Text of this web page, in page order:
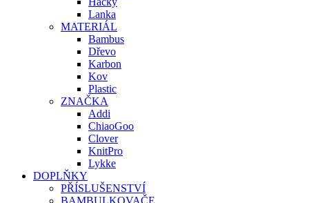
Lanka
MATERIÁL
Bambus
Dřevo
Karbon
Kov
Plastic
ZNAČKA
Addi
ChiaoGoo
Clover
KnitPro
Lykke
DOPLŇKY
PŘÍSLUŠENSTVÍ
BAMBULKOVAČE